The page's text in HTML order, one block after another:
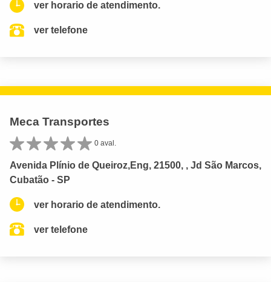
ver horario de atendimento.
ver telefone
Meca Transportes
0 aval.
Avenida Plínio de Queiroz,Eng, 21500, , Jd São Marcos,
Cubatão - SP
ver horario de atendimento.
ver telefone